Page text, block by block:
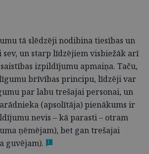
tā slēdzēji nodibina tiesības un
sev, un starp līdzējiem visbiežāk arī
izpildījumu apmaiņa. Taču,
brīvības principu, līdzēji var
par labu trešajai personai, un
(apsolītāja) pienākums ir
nevis – kā parasti – otram
ņēmējam), bet gan trešajai
guvējam).
1